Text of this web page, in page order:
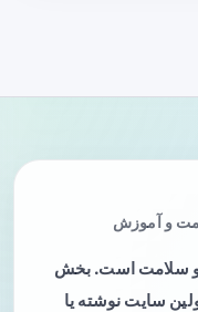
و آموزش
و سلامت است. بخش
سایت نوشته یا